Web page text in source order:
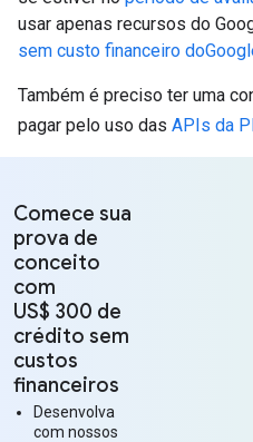
usar apenas recursos do
sem custo financeiro
Também é preciso ter uma
pagar pelo uso das APIs da
Comece sua
prova de
conceito
com
US$ 300 de
crédito sem
custos
financeiros
Desenvolva
com nossos